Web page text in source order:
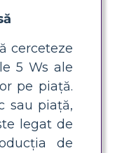
cerceteze
5 Ws ale
pe piață.
sau piață,
legat de
de